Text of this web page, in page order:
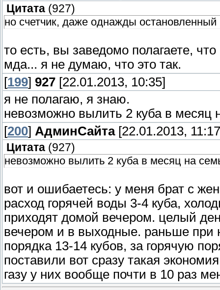
Цитата (927)
но счетчик, даже однажды
то есть, вы заведомо полагаете,
мда... я не думаю, что это так.
[199] 927 [22.01.2013, 10:35]
я не полагаю, я знаю.
невозможно вылить 2 куба в месяц
[200] АдминСайта[22.01.2013,
Цитата (927)
невозможно вылить 2 куба в месяц на
вот и ошибаетесь: у меня брат с
расход горячей воды 3-4 куба,
приходят домой вечером. целый
вечером и в выходные. раньше при
порядка 13-14 кубов, за горячую
поставили вот сразу такая
газу у них вообще почти в 10 раз